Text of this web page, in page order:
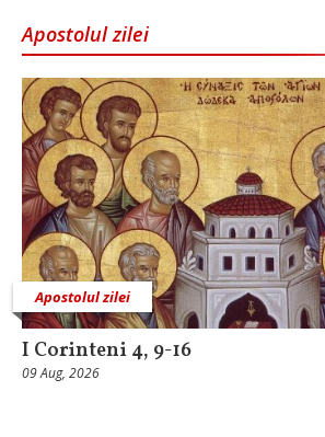
Apostolul zilei
Apostolul zilei
I Corinteni 4, 9-16
09 Aug, 2026